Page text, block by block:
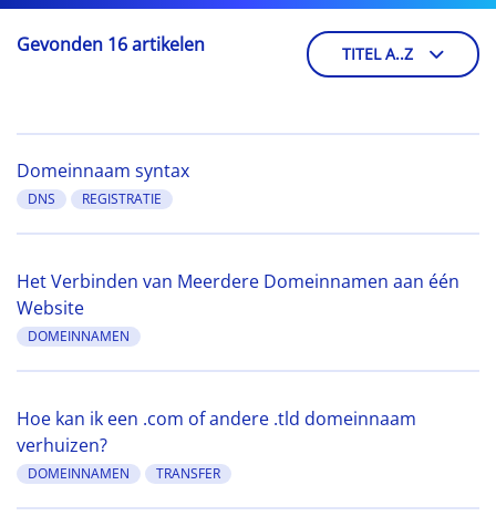
Gevonden 16 artikelen TITEL A..Z
Domeinnaam syntax
DNS REGISTRATIE
Het Verbinden van Meerdere Domeinnamen aan één
Website
DOMEINNAMEN
Hoe kan ik een .com of andere .tld domeinnaam
verhuizen?
DOMEINNAMEN TRANSFER